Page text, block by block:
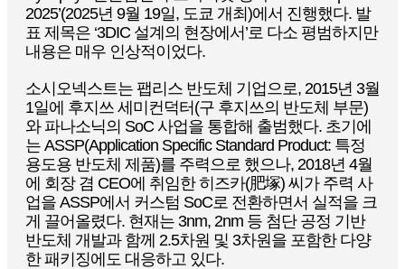
2025’(2025년 9월 19일, 도쿄 개최)에서 진행했다. 발
표 제목은 ‘3DIC 설계의 현장에서’로 다소 평범하지만
내용은 매우 인상적이었다.
소시오넥스트는 팹리스 반도체 기업으로, 2015년 3월
1일에 후지쓰 세미컨덕터(구 후지쓰의 반도체 부문)
와 파나소닉의 SoC 사업을 통합해 출범했다. 초기에
는 ASSP(Application Specific Standard Product: 특정
용도용 반도체 제품)를 주력으로 했으나, 2018년 4월
에 회장 겸 CEO에 취임한 히즈카(肥塚) 씨가 주력 사
업을 ASSP에서 커스텀 SoC로 전환하면서 실적을 크
게 끌어올렸다. 현재는 3nm, 2nm 등 첨단 공정 기반
반도체 개발과 함께 2.5차원 및 3차원을 포함한 다양
한 패키징에도 대응하고 있다.